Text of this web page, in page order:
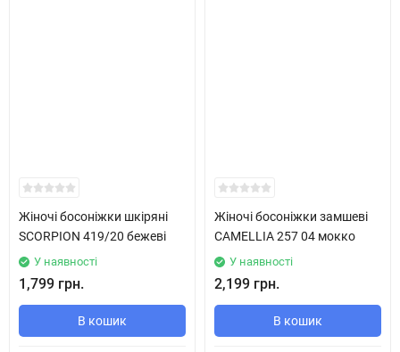
Жіночі босоніжки шкіряні
SCORPION 419/20 бежеві
У наявності
1,799 грн.
В кошик
Жіночі босоніжки замшеві
CAMELLIA 257 04 мокко
У наявності
2,199 грн.
В кошик